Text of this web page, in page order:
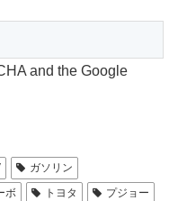
and the Google
ガソリン
ボ トヨタ
プジョー